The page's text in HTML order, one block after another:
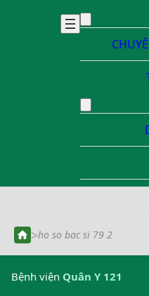
>ho so bac si 79 2
Bệnh viện Quân Y 121